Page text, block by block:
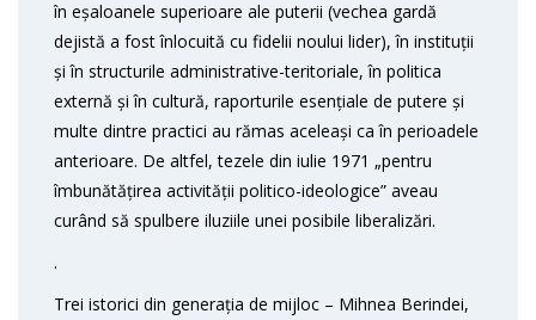
în eșaloanele superioare ale puterii (vechea gardă
dejistă a fost înlocuită cu fidelii noului lider), în instituții
și în structurile administrative-teritoriale, în politica
externă și în cultură, raporturile esențiale de putere și
multe dintre practici au rămas aceleași ca în perioadele
anterioare. De altfel, tezele din iulie 1971 „pentru
îmbunătățirea activității politico-ideologice” aveau
curând să spulbere iluziile unei posibile liberalizări.
.
Trei istorici din generația de mijloc – Mihnea Berindei,